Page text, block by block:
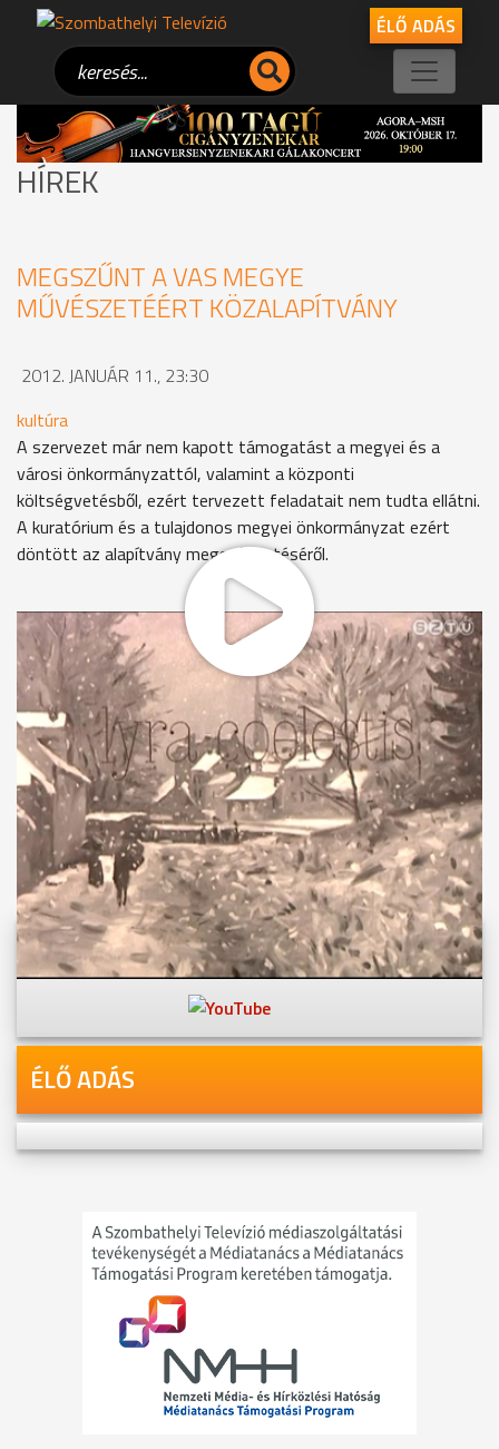
ÉLŐ ADÁS
HÍREK
MEGSZŰNT A VAS MEGYE
MŰVÉSZETÉÉRT KÖZALAPÍTVÁNY
2012. JANUÁR 11., 23:30
kultúra
A szervezet már nem kapott támogatást a megyei és a
városi önkormányzattól, valamint a központi
költségvetésből, ezért tervezett feladatait nem tudta ellátni.
A kuratórium és a tulajdonos megyei önkormányzat ezért
döntött az alapítvány megszűntetéséről.
MEGOSZTÁS
Videóink megtekinthetőek
Youtube-csatornánkon is!
ÉLŐ ADÁS